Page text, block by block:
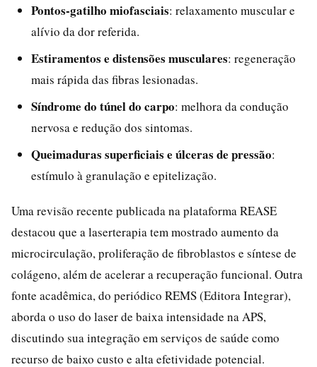
Pontos-gatilho miofasciais: relaxamento muscular e
alívio da dor referida.
Estiramentos e distensões musculares: regeneração
mais rápida das fibras lesionadas.
Síndrome do túnel do carpo: melhora da condução
nervosa e redução dos sintomas.
Queimaduras superficiais e úlceras de pressão:
estímulo à granulação e epitelização.
Uma revisão recente publicada na plataforma REASE
destacou que a laserterapia tem mostrado aumento da
microcirculação, proliferação de fibroblastos e síntese de
colágeno, além de acelerar a recuperação funcional. Outra
fonte acadêmica, do periódico REMS (Editora Integrar),
aborda o uso do laser de baixa intensidade na APS,
discutindo sua integração em serviços de saúde como
recurso de baixo custo e alta efetividade potencial.